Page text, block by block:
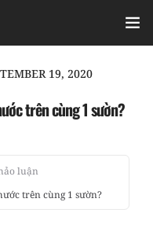
19, 2020
trên cùng 1 sườn?
luận
trên cùng 1 sườn?